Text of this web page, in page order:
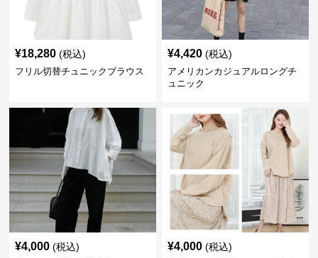
¥18,280 (税込)
フリル切替チュニックブラウス
¥4,420 (税込)
アメリカンカジュアルロングチ
ュニック
¥4,000 (税込) ¥4,000 (税込)